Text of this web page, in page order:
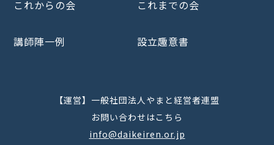
【運営】一般社団法人やまと経営者連盟
お問い合わせはこちら
info@daikeiren.or.jp
これからの会 これまでの会
講師陣一例 設立趣意書